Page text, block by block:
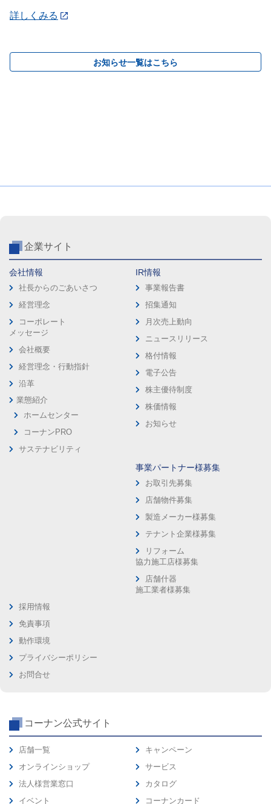
詳しくみる
お知らせ一覧はこちら
企業サイト
会社情報
社長からのごあいさつ
経営理念
コーポレート
メッセージ
会社概要
経営理念・行動指針
沿革
業態紹介
ホームセンター
コーナンPRO
サステナビリティ
IR情報
事業報告書
招集通知
月次売上動向
ニュースリリース
格付情報
電子公告
株主優待制度
株価情報
お知らせ
事業パートナー様募集
お取引先募集
店舗物件募集
製造メーカー様募集
テナント企業様募集
リフォーム
協力施工店様募集
店舗什器
施工業者様募集
採用情報
免責事項
動作環境
プライバシーポリシー
お問合せ
コーナン公式サイト
店舗一覧
オンラインショップ
法人様営業窓口
イベント
キャンペーン
サービス
カタログ
コーナンカード